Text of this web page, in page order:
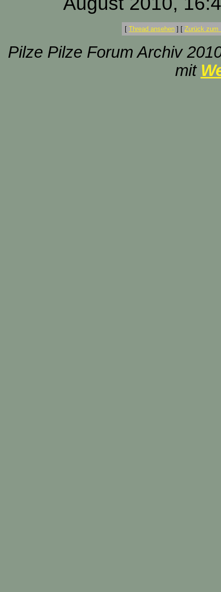
[ Thread ansehen ] [ Zurück zum
Pilze Pilze Forum Archiv
mit